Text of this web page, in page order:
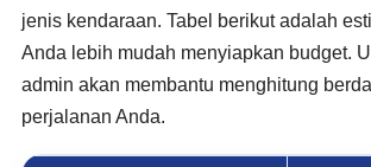
jenis kendaraan. Tabel berikut adalah
Anda lebih mudah menyiapkan budget.
admin akan membantu menghitung
perjalanan Anda.